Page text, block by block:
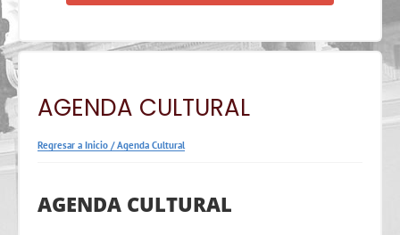
AGENDA CULTURAL
Regresar a Inicio /Agenda Cultural
AGENDA CULTURAL